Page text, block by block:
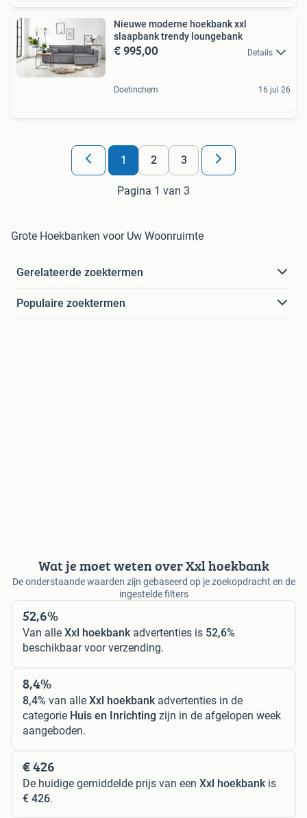
Nieuwe moderne hoekbank xxl
slaapbank trendy loungebank
€ 995,00 Details
Doetinchem 16 jul 26
1 2 3
Pagina 1 van 3
Grote Hoekbanken voor Uw Woonruimte
Gerelateerde zoektermen
Populaire zoektermen
Wat je moet weten over Xxl hoekbank
De onderstaande waarden zijn gebaseerd op je zoekopdracht en de
ingestelde filters
52,6%
Van alle Xxl hoekbank advertenties is 52,6%
beschikbaar voor verzending.
8,4%
8,4% van alle Xxl hoekbank advertenties in de
categorie Huis en Inrichting zijn in de afgelopen week
aangeboden.
€ 426
De huidige gemiddelde prijs van een Xxl hoekbank is
€ 426.